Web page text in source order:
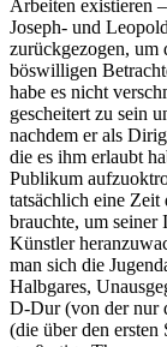
Arbeiten existieren
Joseph- und
zurückgezogen, um
böswilligen
habe es nicht
gescheitert zu sein
nachdem er als
die es ihm erlaubt
Publikum
tatsächlich eine
brauchte, um seiner
Künstler
man sich die
Halbgares,
D-Dur (von der nur
(die über den ersten